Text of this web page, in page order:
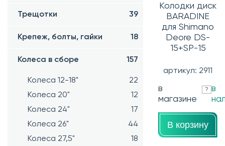
Трещотки 39
Крепеж, болты, гайки 18
Колеса в сборе 157
Колеса 12-18"
22
Колеса 20"
12
Колеса 24"
17
Колеса 26"
44
Колеса 27,5"
18
Колодки диск
BARADINE
для Shimano
Deore DS-
15+SP-15
артикул: 2911
в
магазине
? в
В корзину